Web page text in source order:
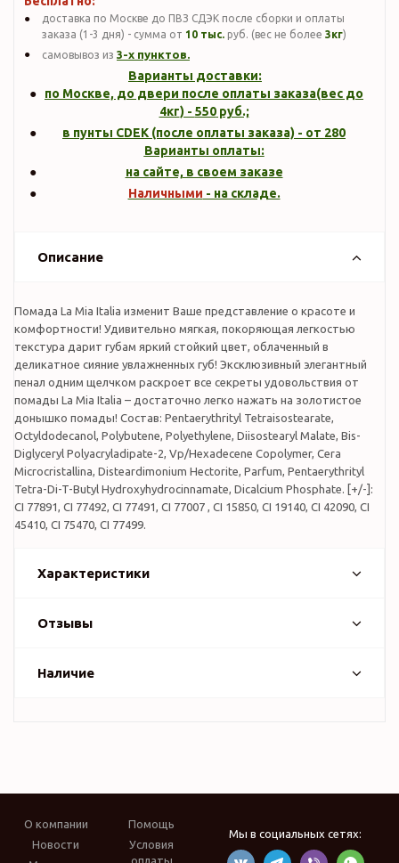
доставка по Москве до ПВЗ СДЭК после сборки и оплаты
заказа (1-3 дня) - сумма от 10 тыс. руб. (вес не более 3кг)
самовывоз из 3-х пунктов.
Варианты доставки:
по Москве, до двери после оплаты заказа(вес до
4кг) - 550руб.;
в пунты CDEK (после оплаты заказа) - от 280
Варианты оплаты:
на сайте, в своем заказе
Наличными - на складе.
Описание
Помада La Mia Italia изменит Ваше представление о красоте и
комфортности! Удивительно мягкая, покоряющая легкостью
текстура дарит губам яркий стойкий цвет, облаченный в
деликатное сияние увлажненных губ! Эксклюзивный элегантный
пенал одним щелчком раскроет все секреты удовольствия от
помады La Mia Italia – достаточно легко нажать на золотистое
донышко помады! Состав: Pentaerythrityl Tetraisostearate,
Octyldodecanol, Polybutene, Polyethylene, Diisostearyl Malate, Bis-
Diglyceryl Polyacryladipate-2, Vp/Hexadecene Copolymer, Cera
Microcristallina, Disteardimonium Hectorite, Parfum, Pentaerythrityl
Tetra-Di-T-Butyl Hydroxyhydrocinnamate, Dicalcium Phosphate. [+/-]:
CI 77891, CI 77492, CI 77491, CI 77007 , CI 15850, CI 19140, CI 42090, CI
45410, CI 75470, CI 77499.
Характеристики
Отзывы
Наличие
О компании
Новости
Помощь
Условия
оплаты
Мы в социальных сетях: